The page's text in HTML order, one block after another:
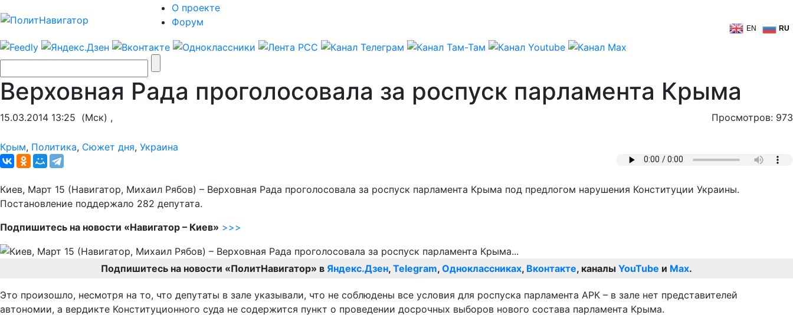
О проекте
Форум
EN RU
Верховная Рада проголосовала за роспуск парламента Крыма
15.03.2014 13:25 (Мск) , Просмотров: 973
Крым, Политика, Сюжет дня, Украина
Киев, Март 15 (Навигатор, Михаил Рябов) – Верховная Рада проголосовала за роспуск парламента Крыма под предлогом нарушения Конституции Украины.
Постановление поддержало 282 депутата.
Подпишитесь на новости «Навигатор – Киев» >>>
Подпишитесь на новости «ПолитНавигатор» в Яндекс.Дзен, Telegram, Одноклассниках, Вконтакте, каналы YouTube и Max.
Это произошло, несмотря на то, что депутаты в зале указывали, что не соблюдены все условия для роспуска парламента АРК – в зале нет представителей
автономии, а вердикте Конституционного суда не содержится пункт о проведении досрочных выборов нового состава парламента Крыма.